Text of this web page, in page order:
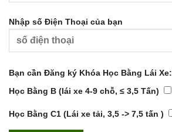
Nhập số Điện Thoại của bạn
Bạn cần Đăng ký Khóa Học Bằng Lái Xe:
Học Bằng B (lái xe 4-9 chỗ, ≤ 3,5 Tấn)
Học Bằng C1 (Lái xe tải, 3,5 -> 7,5 tấn )